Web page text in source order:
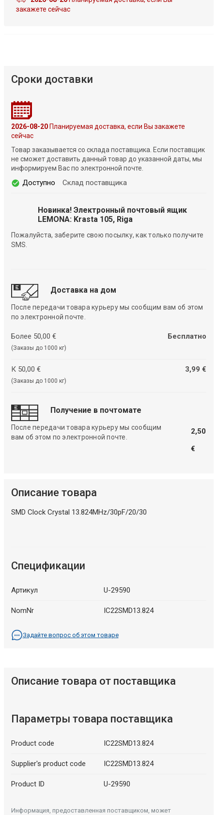
закажете сейчас
Сроки доставки
2026-08-20Планируемая доставка, если Вы закажете
сейчас
Товар заказывается со склада поставщика. Если поставщик
не сможет доставить данный товар до указанной даты, мы
информируем Вас по электронной почте.
Доступно Склад поставщика
Новинка! Электронный почтовый ящик
LEMONA: Krasta 105, Riga
Пожалуйста, заберите свою посылку, как только получите
SMS.
Доставка на дом
После передачи товара курьеру мы сообщим вам об этом
по электронной почте.
Более 50,00 €
(Заказы до 1000 кг)
Бесплатно
К 50,00 €
(Заказы до 1000 кг)
3,99 €
Получение в почтомате
После передачи товара курьеру мы сообщим
вам об этом по электронной почте.
2,50
€
Описание товара
SMD Clock Crystal 13.824MHz/30pF/20/30
Спецификации
Артикул U-29590
NomNr IC22SMD13.824
Задайте вопрос об этом товаре
Описание товара от поставщика
Параметры товара поставщика
Product code IC22SMD13.824
Supplier's product code IC22SMD13.824
Product ID U-29590
Информация, предоставленная поставщиком, может